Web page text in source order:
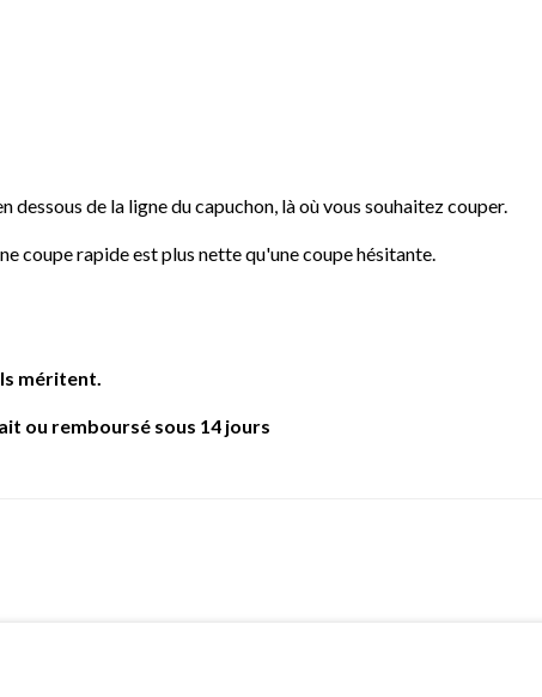
de la ligne du capuchon, là où vous souhaitez couper.
coupe rapide est plus nette qu'une coupe hésitante.
méritent.
ou remboursé sous 14 jours